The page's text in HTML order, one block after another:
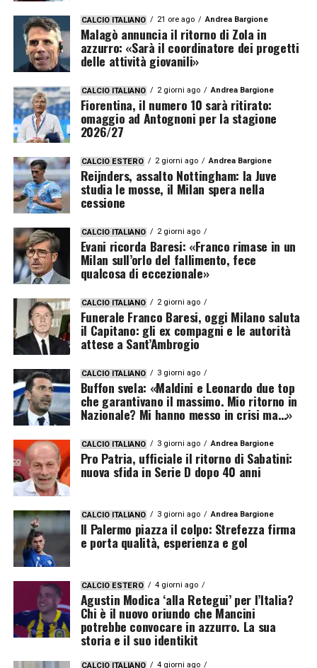
CALCIO ITALIANO 21 ore ago Andrea Bargione
Malagò annuncia il ritorno di Zola in
azzurro: «Sarà il coordinatore dei progetti
delle attività giovanili»
CALCIO ITALIANO 2 giorni ago Andrea Bargione
Fiorentina, il numero 10 sarà ritirato:
omaggio ad Antognoni per la stagione
2026/27
CALCIO ESTERO 2 giorni ago Andrea Bargione
Reijnders, assalto Nottingham: la Juve
studia le mosse, il Milan spera nella
cessione
CALCIO ITALIANO 2 giorni ago
Evani ricorda Baresi: «Franco rimase in un
Milan sull’orlo del fallimento, fece
qualcosa di eccezionale»
CALCIO ITALIANO 2 giorni ago
Funerale Franco Baresi, oggi Milano saluta
il Capitano: gli ex compagni e le autorità
attese a Sant’Ambrogio
CALCIO ITALIANO 3 giorni ago
Buffon svela: «Maldini e Leonardo due top
che garantivano il massimo. Mio ritorno in
Nazionale? Mi hanno messo in crisi ma…»
CALCIO ITALIANO 3 giorni ago Andrea Bargione
Pro Patria, ufficiale il ritorno di Sabatini:
nuova sfida in Serie D dopo 40 anni
CALCIO ITALIANO 3 giorni ago Andrea Bargione
Il Palermo piazza il colpo: Strefezza firma
e porta qualità, esperienza e gol
CALCIO ESTERO 4 giorni ago
Agustin Modica ‘alla Retegui’ per l’Italia?
Chi è il nuovo oriundo che Mancini
potrebbe convocare in azzurro. La sua
storia e il suo identikit
CALCIO ITALIANO 4 giorni ago